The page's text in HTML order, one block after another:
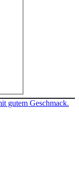
gutem Geschmack.